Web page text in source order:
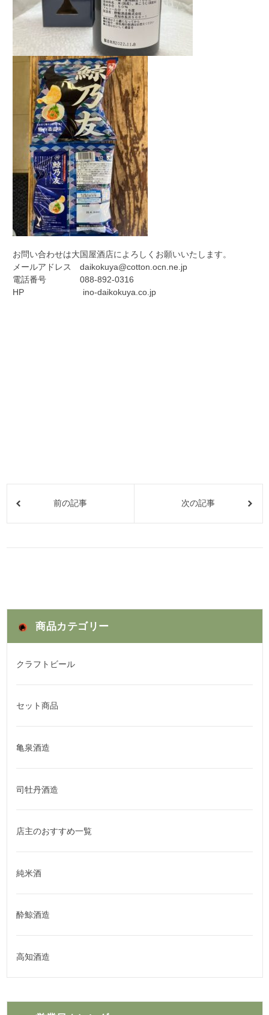
お問い合わせは大国屋酒店によろしくお願いいたします。
メールアドレス daikokuya@cotton.ocn.ne.jp
電話番号 088-892-0316
HP ino-daikokuya.co.jp
前の記事 次の記事
商品カテゴリー
クラフトビール
セット商品
亀泉酒造
司牡丹酒造
店主のおすすめ一覧
純米酒
酔鯨酒造
高知酒造